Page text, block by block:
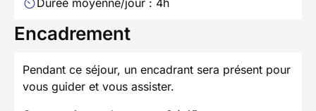
Encadrement
Pendant ce séjour, un encadrant sera présent pour
vous guider et vous assister.